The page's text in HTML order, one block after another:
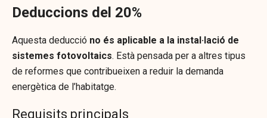
Deduccions del 20%
Aquesta deducció no és aplicable a la instal·lació de
sistemes fotovoltaics. Està pensada per a altres tipus
de reformes que contribueixen a reduir la demanda
energètica de l’habitatge.
Requisits principals